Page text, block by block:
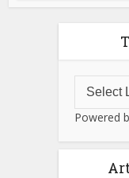
Powered